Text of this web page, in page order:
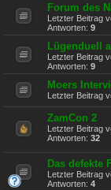
Forum des
Letzter Beitrag
Antworten: 9
Lügenduell
Letzter Beitrag
Antworten: 9
Moers
Letzter Beitrag
ZamCon 2
Letzter Beitrag
Antworten: 32
Das defekte
Letzter Beitrag
Antworten: 4